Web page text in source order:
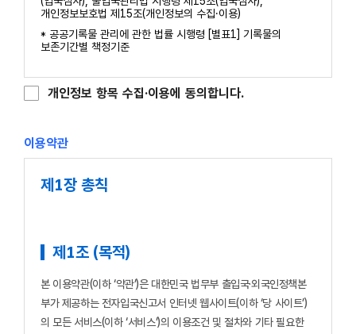
개인정보보호법 제15조(개인정보의 수집·이용)
* 공공기록물 관리에 관한 법률 시행령 [별표1] 기록물의
보존기간별 책정기준
개인정보 항목 수집·이용에 동의합니다.
이용약관
제1장 총칙
제1조 (목적)
본 이용약관(이하 ‘약관’)은 대한민국 법무부 출입국·외국인정책본
부가 제공하는 전자입국신고서 인터넷 웹사이트(이하 ‘당 사이트’)
의 모든 서비스(이하 ‘서비스’)의 이용조건 및 절차와 기타 필요한